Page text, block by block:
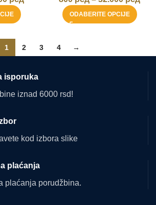
ODABERITE OPCIJE
1 2 3 4 →
isporuka
iznad 6000 rsd!
kod izbora slike
plaćanja
plaćanja porudžbina.